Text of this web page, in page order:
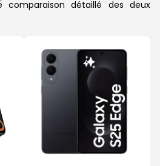
comparaison détaillé des deux